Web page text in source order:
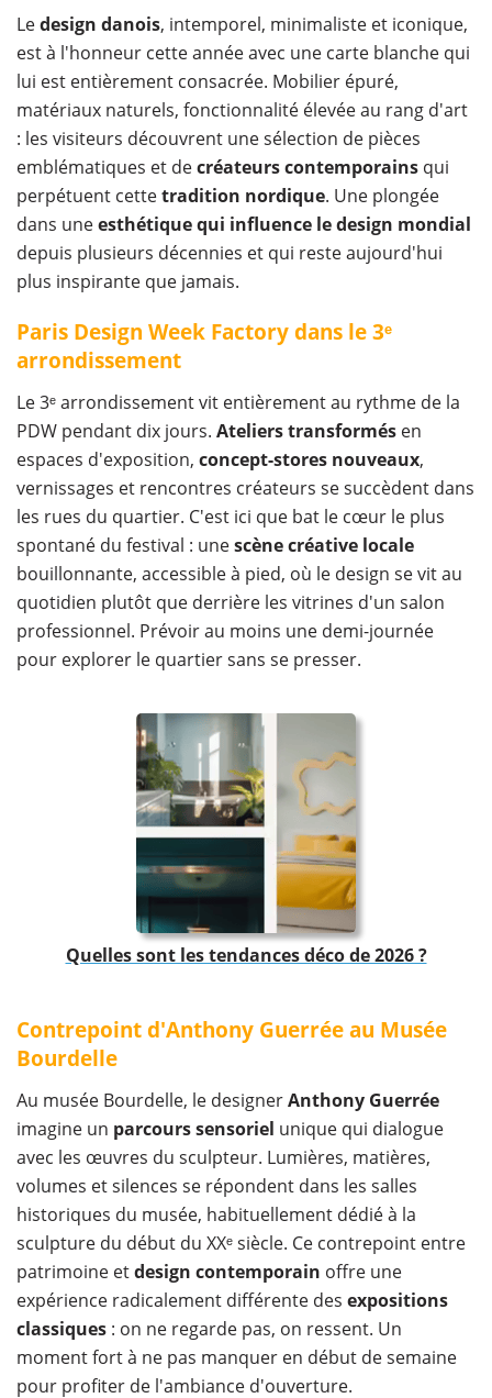
Ledesign danois, intemporel, minimaliste et iconique,
est à l'honneur cette année avec une carte blanche qui
lui est entièrement consacrée. Mobilier épuré,
matériaux naturels, fonctionnalité élevée au rang d'art
: les visiteurs découvrent une sélection de pièces
emblématiques et decréateurs contemporains qui
perpétuent cettetradition nordique. Une plongée
dans uneesthétique qui influence le design mondial
depuis plusieurs décennies et qui reste aujourd'hui
plus inspirante que jamais.
Paris Design Week Factory dans le 3ᵉ
arrondissement
Le 3ᵉ arrondissement vit entièrement au rythme de la
PDW pendant dix jours. Ateliers transformés en
espaces d'exposition, concept-stores nouveaux,
vernissages et rencontres créateurs se succèdent dans
les rues du quartier. C'est ici que bat le cœur le plus
spontané du festival : unescène créative locale
bouillonnante, accessible à pied, où le design se vit au
quotidien plutôt que derrière les vitrines d'un salon
professionnel. Prévoir au moins une demi-journée
pour explorer le quartier sans se presser.
Quelles sont les tendances déco de 2026 ?
Contrepoint d'Anthony Guerrée au Musée
Bourdelle
Au musée Bourdelle, le designerAnthony Guerrée
imagine un parcours sensoriel unique qui dialogue
avec les œuvres du sculpteur. Lumières, matières,
volumes et silences se répondent dans les salles
historiques du musée, habituellement dédié à la
sculpture du début du XXᵉ siècle. Ce contrepoint entre
patrimoine etdesign contemporain offre une
expérience radicalement différente des expositions
classiques : on ne regarde pas, on ressent. Un
moment fort à ne pas manquer en début de semaine
pour profiter de l'ambiance d'ouverture.